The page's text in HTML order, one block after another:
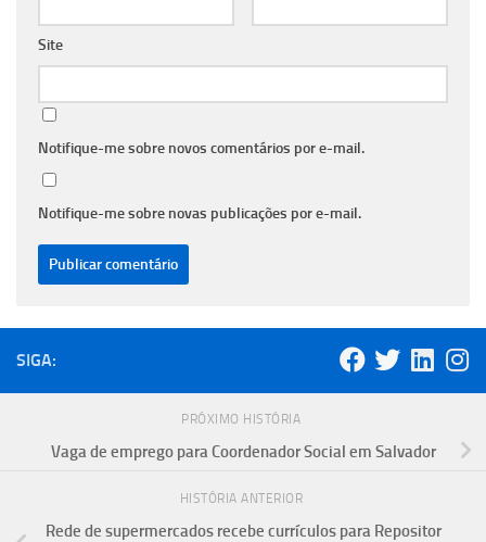
Site
Notifique-me sobre novos comentários por e-mail.
Notifique-me sobre novas publicações por e-mail.
SIGA:
PRÓXIMO HISTÓRIA
Vaga de emprego para Coordenador Social em Salvador
HISTÓRIA ANTERIOR
Rede de supermercados recebe currículos para Repositor